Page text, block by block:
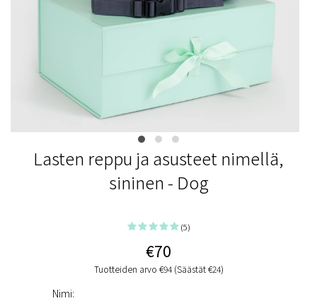
Lasten reppu ja asusteet nimellä,
sininen - Dog
(5)
€70
Tuotteiden arvo €94 (Säästät €24)
Nimi: